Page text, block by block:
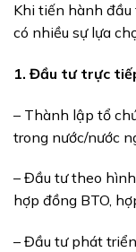
Khi tiến hành
có nhiều sự lựa
1. Đầu tư trực
– Thành lập tổ
trong nước/nước
– Đầu tư theo
hợp đồng BTO,
– Đầu tư phát